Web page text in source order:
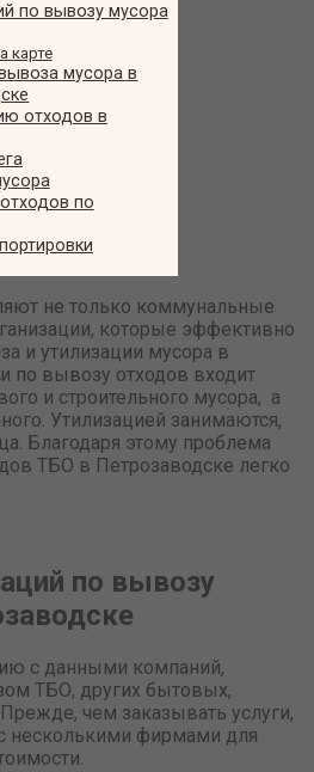
по вывозу мусора
карте
мусора в
отходов в
по
не только коммунальные
которые эффективно
и утилизации мусора в
по вывозу отходов входит
и строительного мусора, а
Утилизацией занимаются,
Благодаря этому проблема
ТБО в Петрозаводске легко
по вывозу
с данными компаний,
ТБО, других бытовых,
чем заказывать услуги,
несколькими фирмами для